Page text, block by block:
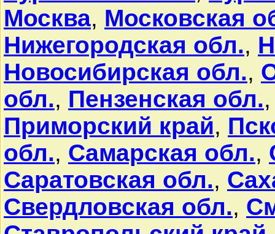
Москва, Московская
Нижегородская обл.,
Новосибирская обл.,
обл., Пензенская обл.
Приморский край,
обл., Самарская обл.,
Саратовская обл.,
Свердловская обл.,